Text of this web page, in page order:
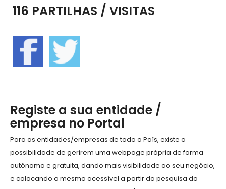
116 PARTILHAS / VISITAS
Registe a sua entidade /
empresa no Portal
Para as entidades/empresas de todo o País, existe a
possibilidade de gerirem uma webpage própria de forma
autónoma e gratuita, dando mais visibilidade ao seu negócio,
e colocando o mesmo acessível a partir da pesquisa do